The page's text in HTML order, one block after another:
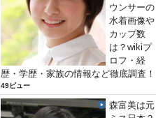
ウンサーの
水着画像や
カップ数
は？wikiプ
ロフ・経
歴・学歴・家族の情報など徹底調査！
49ビュー
森富美は元